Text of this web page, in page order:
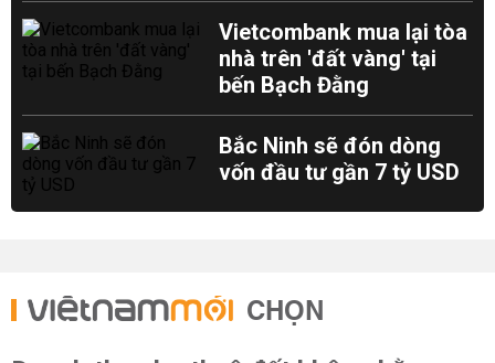
Vietcombank mua lại tòa
nhà trên 'đất vàng' tại
bến Bạch Đằng
Bắc Ninh sẽ đón dòng
vốn đầu tư gần 7 tỷ USD
CHỌN